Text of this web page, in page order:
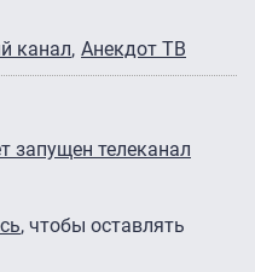
канал Анекдот ТВ
запущен телеканал
, чтобы оставлять